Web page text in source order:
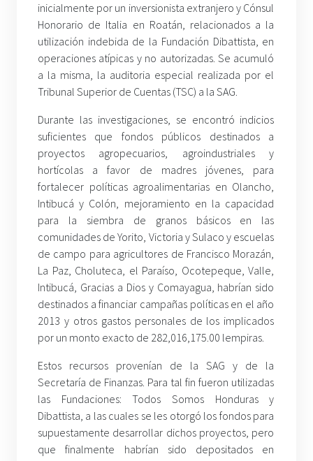
inicialmente por un inversionista extranjero y Cónsul
Honorario de Italia en Roatán, relacionados a la
utilización indebida de la Fundación Dibattista, en
operaciones atípicas y no autorizadas. Se acumuló
a la misma, la auditoria especial realizada por el
Tribunal Superior de Cuentas (TSC) a la SAG.
Durante las investigaciones, se encontró indicios
suficientes que fondos públicos destinados a
proyectos agropecuarios, agroindustriales y
hortícolas a favor de madres jóvenes, para
fortalecer políticas agroalimentarias en Olancho,
Intibucá y Colón, mejoramiento en la capacidad
para la siembra de granos básicos en las
comunidades de Yorito, Victoria y Sulaco y escuelas
de campo para agricultores de Francisco Morazán,
La Paz, Choluteca, el Paraíso, Ocotepeque, Valle,
Intibucá, Gracias a Dios y Comayagua, habrían sido
destinados a financiar campañas políticas en el año
2013 y otros gastos personales de los implicados
por un monto exacto de 282,016,175.00 lempiras.
Estos recursos provenían de la SAG y de la
Secretaría de Finanzas. Para tal fin fueron utilizadas
las Fundaciones: Todos Somos Honduras y
Dibattista, a las cuales se les otorgó los fondos para
supuestamente desarrollar dichos proyectos, pero
que finalmente habrían sido depositados en